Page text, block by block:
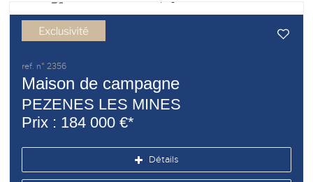
ref. n° 2356
Maison de campagne
PEZENES LES MINES
Prix : 184 000 €*
Détails